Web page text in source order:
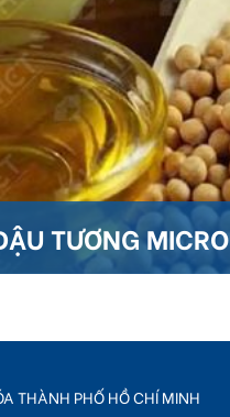
TƯƠNG MICRO
THÀNH PHỐ HỒ CHÍ MINH